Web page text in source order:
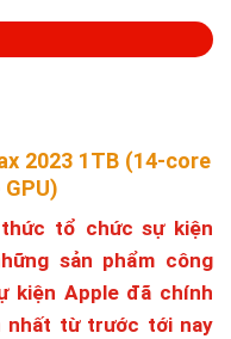
2023 1TB (14-core
tổ chức sự kiện
sản phẩm công
kiện Apple đã chính
nhất từ trước tới nay